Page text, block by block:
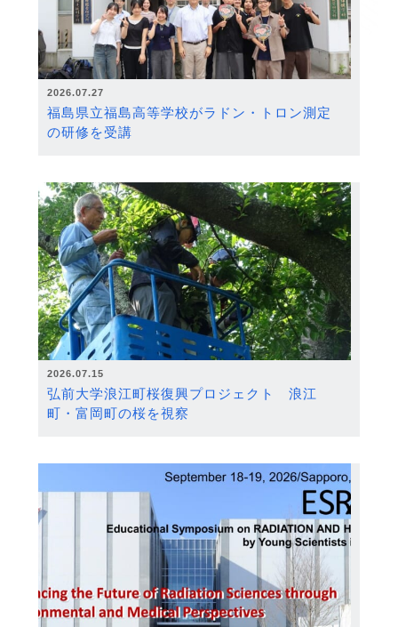
2026.07.27
福島県立福島高等学校がラドン・トロン測定
の研修を受講
2026.07.15
弘前大学浪江町桜復興プロジェクト 浪江
町・富岡町の桜を視察